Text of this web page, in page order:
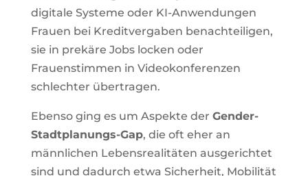
digitale Systeme oder KI-Anwendungen
Frauen bei Kreditvergaben benachteiligen,
sie in prekäre Jobs locken oder
Frauenstimmen in Videokonferenzen
schlechter übertragen.
Ebenso ging es um Aspekte der Gender-
Stadtplanungs-Gap, die oft eher an
männlichen Lebensrealitäten ausgerichtet
sind und dadurch etwa Sicherheit, Mobilität